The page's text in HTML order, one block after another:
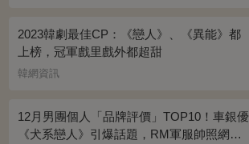
2023韓劇最佳CP：《戀人》、《異能》都
上榜，冠軍戲里戲外都超甜
韓網資訊
12月男團個人「品牌評價」TOP10！車銀優
《犬系戀人》引爆話題，RM軍服帥照網瘋